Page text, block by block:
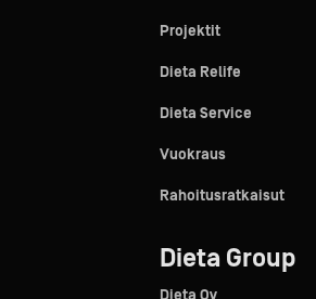
Projektit
Dieta Relife
Dieta Service
Vuokraus
Rahoitusratkaisut
Dieta Group